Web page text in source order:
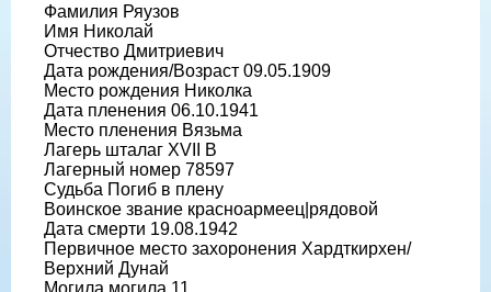
Фамилия Ряузов
Имя Николай
Отчество Дмитриевич
Дата рождения/Возраст 09.05.1909
Место рождения Николка
Дата пленения 06.10.1941
Место пленения Вязьма
Лагерь шталаг XVII B
Лагерный номер 78597
Судьба Погиб в плену
Воинское звание красноармеец|рядовой
Дата смерти 19.08.1942
Первичное место захоронения Хардткирхен/
Верхний Дунай
Могила могила 11